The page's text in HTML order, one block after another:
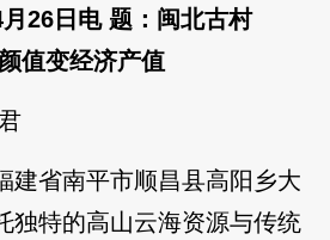
26日电 题：闽北古村
值变经济产值
建省南平市顺昌县高阳乡大
独特的高山云海资源与传统